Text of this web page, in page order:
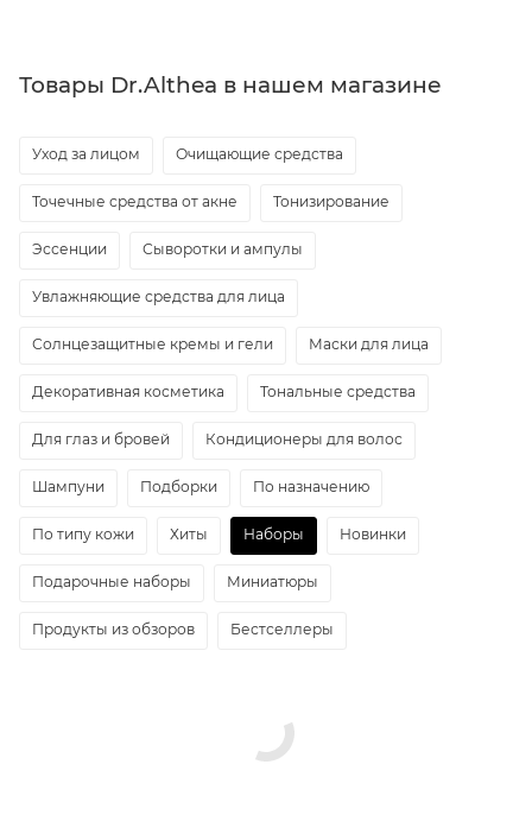
Товары Dr.Althea в нашем магазине
Уход за лицом Очищающие средства
Точечные средства от акне Тонизирование
Эссенции Сыворотки и ампулы
Увлажняющие средства для лица
Солнцезащитные кремы и гели Маски для лица
Декоративная косметика Тональные средства
Для глаз и бровей Кондиционеры для волос
Шампуни Подборки По назначению
По типу кожи Хиты Наборы Новинки
Подарочные наборы Миниатюры
Продукты из обзоров Бестселлеры